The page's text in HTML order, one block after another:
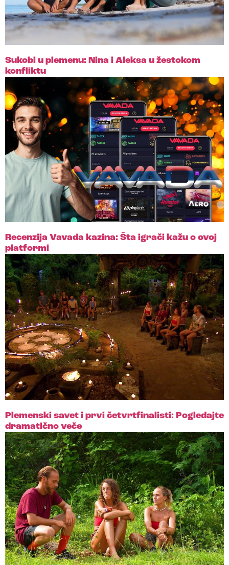
Sukobi u plemenu: Nina i Aleksa u žestokom
konfliktu
Recenzija Vavada kazina: Šta igrači kažu o ovoj
platformi
Plemenski savet i prvi četvrtfinalisti: Pogledajte
dramatično veče